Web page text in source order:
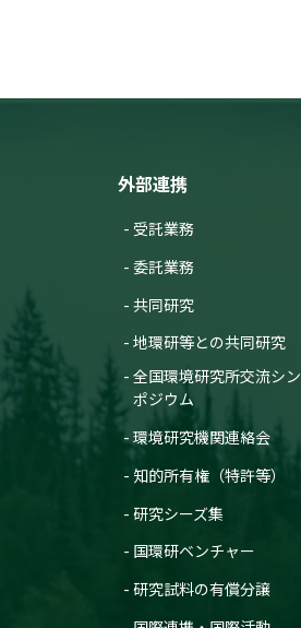
外部連携
受託業務
委託業務
共同研究
地環研等との共同研究
全国環境研究所交流シン
ポジウム
環境研究機関連絡会
知的所有権（特許等）
研究シーズ集
国環研ベンチャー
研究試料の有償分譲